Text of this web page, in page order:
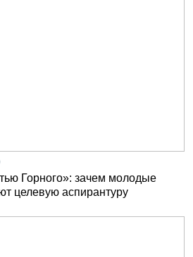
Горного»: зачем молодые
целевую аспирантуру